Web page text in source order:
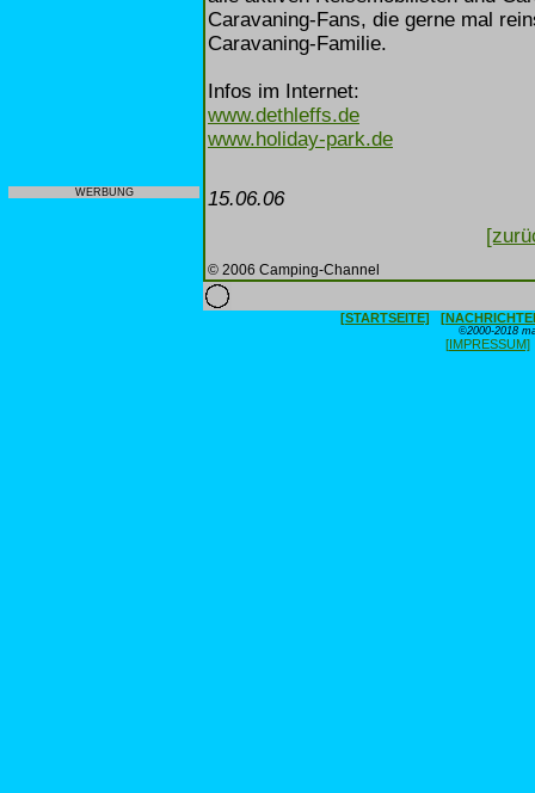
WERBUNG
Caravaning-Fans, die gerne mal
Caravaning-Familie.
Infos im Internet:
www.dethleffs.de
www.holiday-park.de
15.06.06
© 2006 Camping-Channel
[STARTSEITE]
©2000-2018
[IMPRESSUM]